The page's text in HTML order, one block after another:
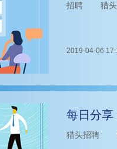
招聘 猎
2019-04-06
每日分享
猎头招聘